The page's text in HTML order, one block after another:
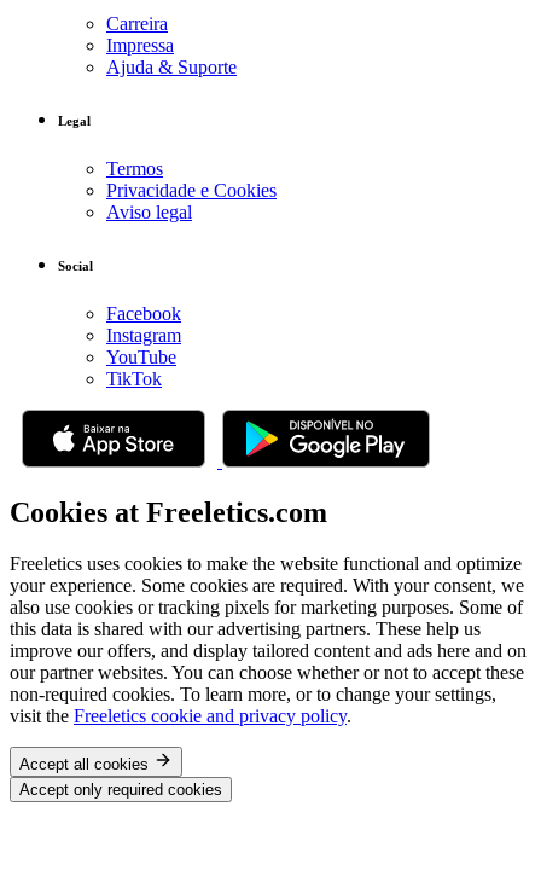
Carreira
Impressa
Ajuda & Suporte
Legal
Termos
Privacidade e Cookies
Aviso legal
Social
Facebook
Instagram
YouTube
TikTok
Cookies at Freeletics.com
Freeletics uses cookies to make the website functional and optimize
your experience. Some cookies are required. With your consent, we
also use cookies or tracking pixels for marketing purposes. Some of
this data is shared with our advertising partners. These help us
improve our offers, and display tailored content and ads here and on
our partner websites. You can choose whether or not to accept these
non-required cookies. To learn more, or to change your settings,
visit the Freeletics cookie and privacy policy.
Accept all cookies
Accept only required cookies